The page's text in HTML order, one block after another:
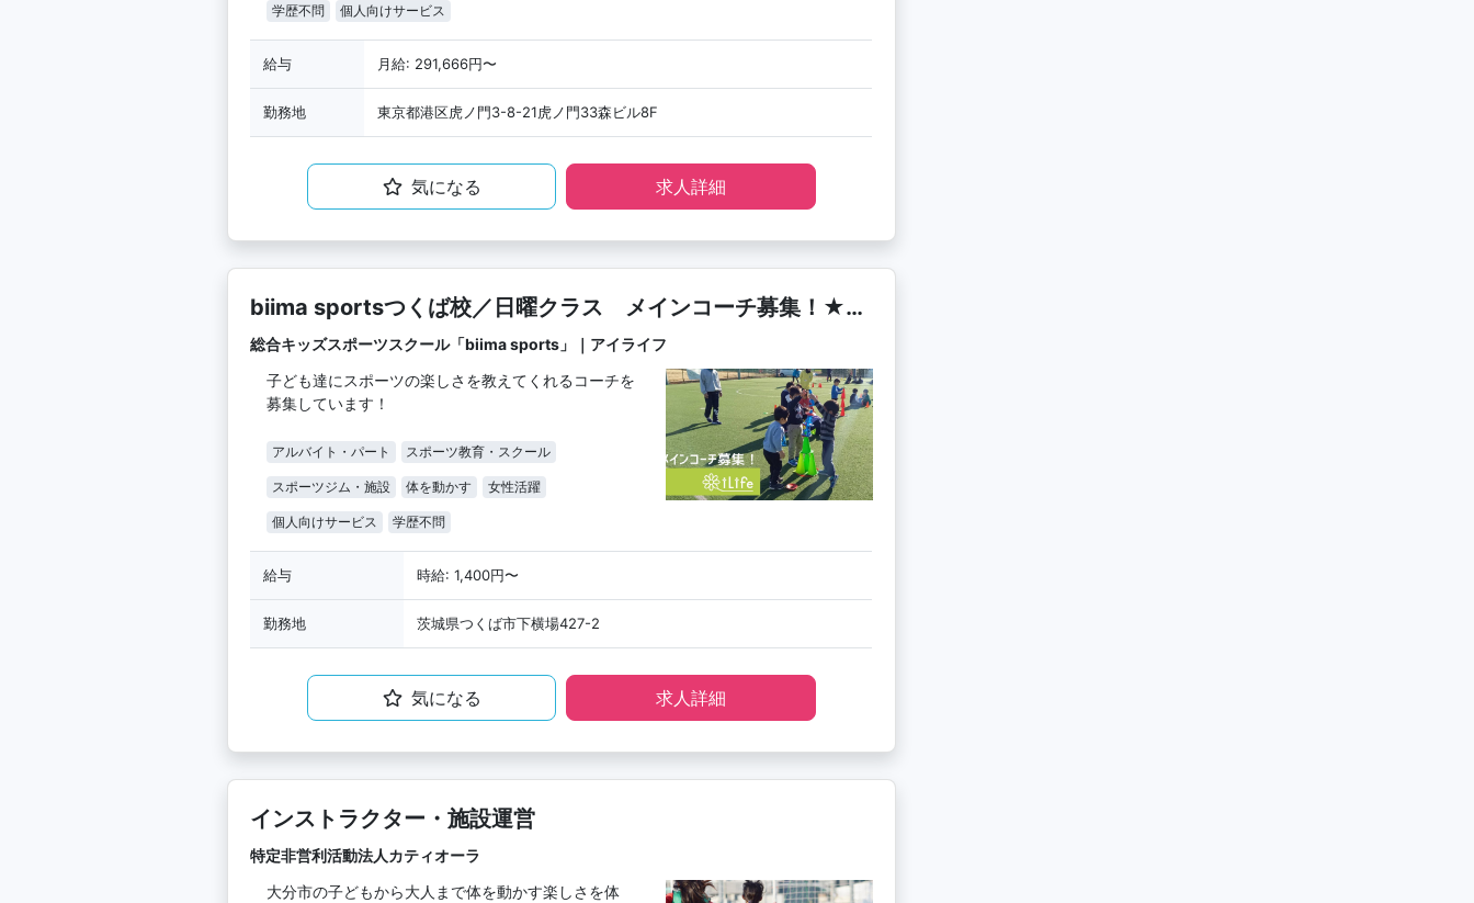
学歴不問 個人向けサービス
給与 月給: 291,666円〜
勤務地 東京都港区虎ノ門3-8-21虎ノ門33森ビル8F
気になる 求人詳細
biima sportsつくば校／日曜クラス メインコーチ募集！★日
曜午前のみ。未経験可★
総合キッズスポーツスクール「biima sports」｜アイライフ
子ども達にスポーツの楽しさを教えてくれるコーチを
募集しています！
アルバイト・パート スポーツ教育・スクール
スポーツジム・施設 体を動かす 女性活躍
個人向けサービス 学歴不問
給与 時給: 1,400円〜
勤務地 茨城県つくば市下横場427-2
気になる 求人詳細
インストラクター・施設運営
特定非営利活動法人カティオーラ
大分市の子どもから大人まで体を動かす楽しさを体